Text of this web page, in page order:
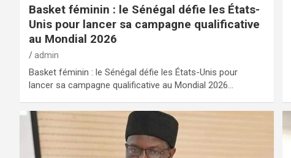
Basket féminin : le Sénégal défie les États-
Unis pour lancer sa campagne qualificative
au Mondial 2026
admin
Basket féminin : le Sénégal défie les États-Unis pour
lancer sa campagne qualificative au Mondial 2026…